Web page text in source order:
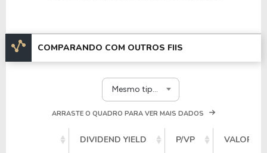
COMPARANDO COM OUTROS FIIS
Mesmo tipo e segmento
ARRASTE O QUADRO PARA VER MAIS DADOS
DIVIDEND YIELD P/VP VALOR